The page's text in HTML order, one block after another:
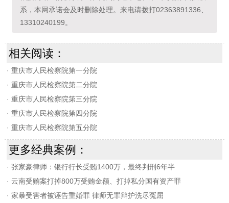
系，本网承诺会及时删除处理。来电请拨打02363891336、
13310240199。
相关阅读：
· 重庆市人民检察院第一分院
· 重庆市人民检察院第二分院
· 重庆市人民检察院第三分院
· 重庆市人民检察院第四分院
· 重庆市人民检察院第五分院
更多经典案例：
· 张家豪律师：银行行长受贿1400万，最终判刑6年半
· 云南受贿案打掉800万受贿金额、打掉私分国有资产罪
· 家暴受害者被诬告重婚罪 律师无罪辩护洗尽冤屈